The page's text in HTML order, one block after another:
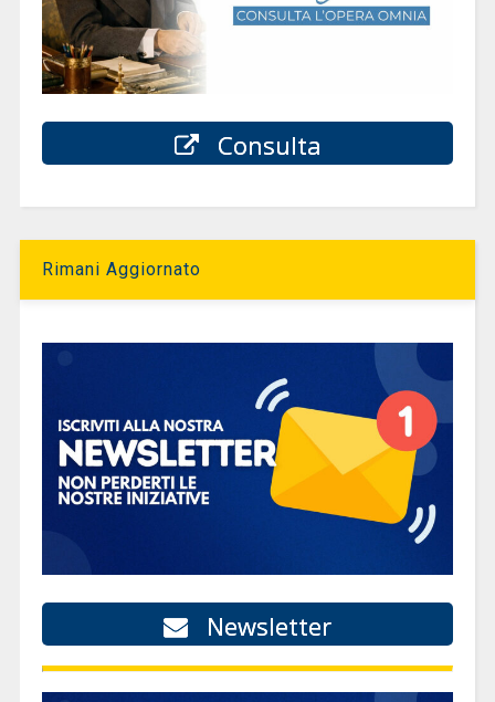
Consulta
Rimani Aggiornato
Newsletter